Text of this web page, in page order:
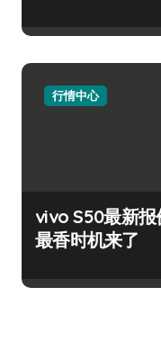
行情中心
vivo S50最新
最香时机来了